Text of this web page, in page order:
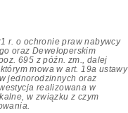
r. o ochronie praw nabywcy
oraz Deweloperskim
695 z późn. zm., dalej
mowa w art. 19a ustawy
jednorodzinnych oraz
realizowana w
w związku z czym